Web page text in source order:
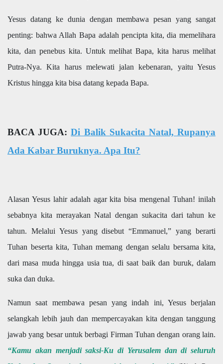
Yesus datang ke dunia dengan membawa pesan yang sangat
penting: bahwa Allah Bapa adalah pencipta kita, dia memelihara
kita, dan penebus kita. Untuk melihat Bapa, kita harus melihat
Putra-Nya. Kita harus melewati jalan kebenaran, yaitu Yesus
Kristus hingga kita bisa datang kepada Bapa.
BACA JUGA:Di Balik Sukacita Natal, Rupanya
Ada Kabar Buruknya. Apa Itu?
Alasan Yesus lahir adalah agar kita bisa mengenal Tuhan! inilah
sebabnya kita merayakan Natal dengan sukacita dari tahun ke
tahun. Melalui Yesus yang disebut “Emmanuel,” yang berarti
Tuhan beserta kita, Tuhan memang dengan selalu bersama kita,
dari masa muda hingga usia tua, di saat baik dan buruk, dalam
suka dan duka.
Namun saat membawa pesan yang indah ini, Yesus berjalan
selangkah lebih jauh dan mempercayakan kita dengan tanggung
jawab yang besar untuk berbagi Firman Tuhan dengan orang lain.
“Kamu akan menjadi saksi-Ku di Yerusalem dan di seluruh